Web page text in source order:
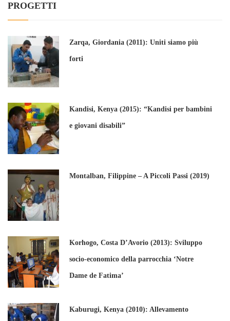
PROGETTI
Zarqa, Giordania (2011): Uniti siamo più
forti
Kandisi, Kenya (2015): “Kandisi per bambini
e giovani disabili”
Montalban, Filippine – A Piccoli Passi (2019)
Korhogo, Costa D’Avorio (2013): Sviluppo
socio-economico della parrocchia ‘Notre
Dame de Fatima’
Kaburugi, Kenya (2010): Allevamento